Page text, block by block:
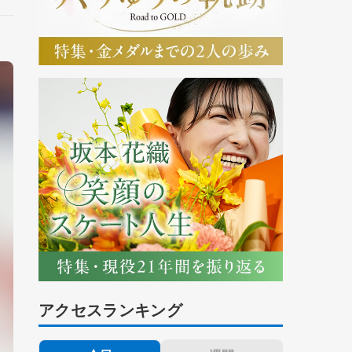
アクセスランキング